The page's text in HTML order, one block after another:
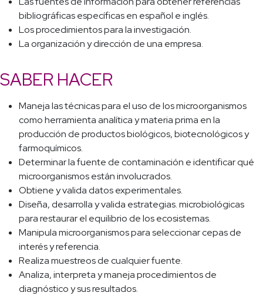
bibliográficas específicas en español e inglés.
Los procedimientos para la investigación.
La organización y dirección de una empresa.
SABER HACER
Maneja las técnicas para el uso de los microorganismos
como herramienta analítica y materia prima en la
producción de productos biológicos, biotecnológicos y
farmoquímicos.
Determinar la fuente de contaminación e identificar qué
microorganismos están involucrados.
Obtiene y valida datos experimentales.
Diseña, desarrolla y valida estrategias. microbiológicas
para restaurar el equilibrio de los ecosistemas.
Manipula microorganismos para seleccionar cepas de
interés y referencia.
Realiza muestreos de cualquier fuente.
Analiza, interpreta y maneja procedimientos de
diagnóstico y sus resultados.